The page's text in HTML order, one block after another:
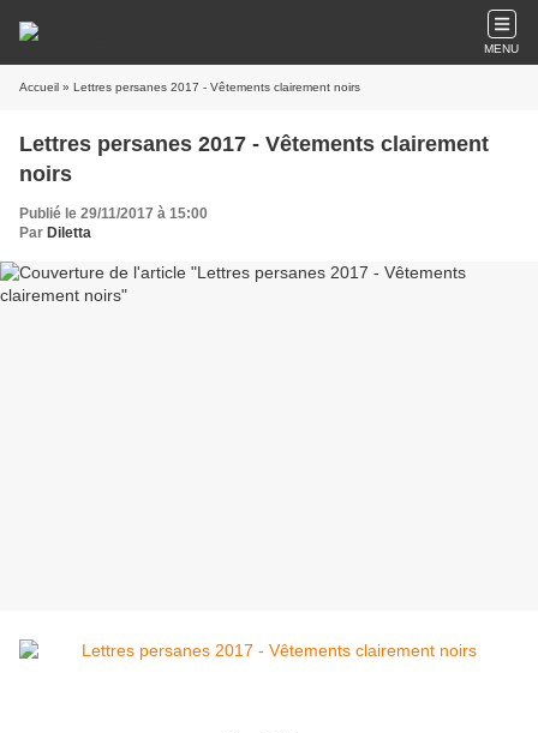
MENU
Accueil » Lettres persanes 2017 - Vêtements clairement noirs
Lettres persanes 2017 - Vêtements clairement
noirs
Publié le 29/11/2017 à 15:00
Par Diletta